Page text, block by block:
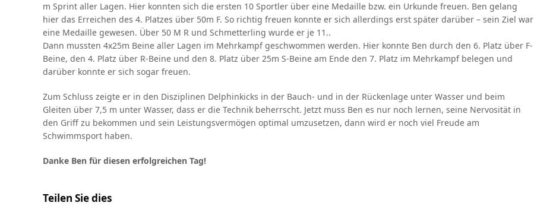
m Sprint aller Lagen. Hier konnten sich die ersten 10 Sportler über eine Medaille bzw. ein Urkunde freuen. Ben gelang
hier das Erreichen des 4. Platzes über 50m F. So richtig freuen konnte er sich allerdings erst später darüber – sein Ziel war
eine Medaille gewesen. Über 50 M R und Schmetterling wurde er je 11..
Dann mussten 4x25m Beine aller Lagen im Mehrkampf geschwommen werden. Hier konnte Ben durch den 6. Platz über F-
Beine, den 4. Platz über R-Beine und den 8. Platz über 25m S-Beine am Ende den 7. Platz im Mehrkampf belegen und
darüber konnte er sich sogar freuen.
Zum Schluss zeigte er in den Disziplinen Delphinkicks in der Bauch- und in der Rückenlage unter Wasser und beim
Gleiten über 7,5 m unter Wasser, dass er die Technik beherrscht. Jetzt muss Ben es nur noch lernen, seine Nervosität in
den Griff zu bekommen und sein Leistungsvermögen optimal umzusetzen, dann wird er noch viel Freude am
Schwimmsport haben.
Danke Ben für diesen erfolgreichen Tag!
Teilen Sie dies